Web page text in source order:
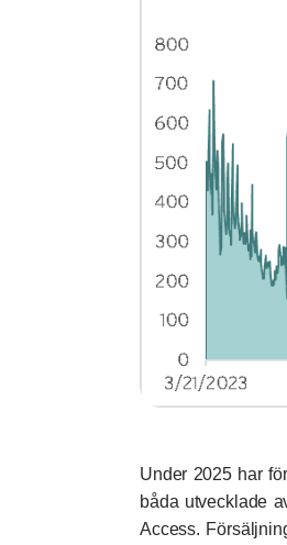
Under 2025 har
båda utvecklade
Access.